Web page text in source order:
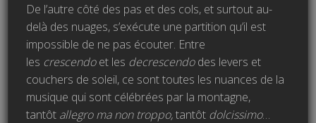
De l’autre côté des pas et des cols, et surtout au-
delà des nuages, s’exécute une partition qu’il est
impossible de ne pas écouter. Entre
les crescendoet les decrescendodes levers et
couchers de soleil, ce sont toutes les nuances de la
musique qui sont célébrées par la montagne,
tantôt allegro ma non troppo,tantôt dolcissimo…